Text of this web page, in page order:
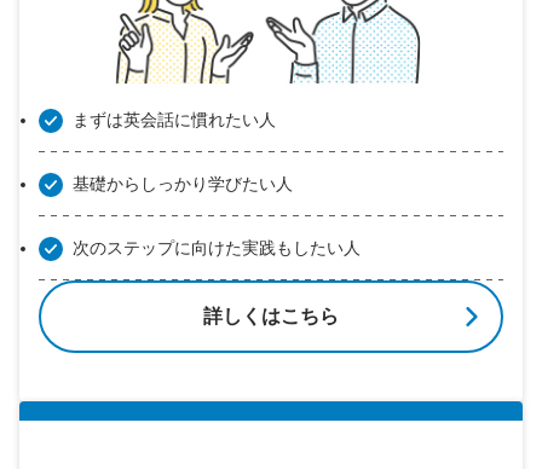
まずは英会話に慣れたい人
基礎からしっかり学びたい人
次のステップに向けた実践もしたい人
詳しくはこちら